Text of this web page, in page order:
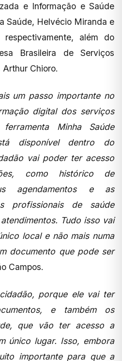
e Informação e Saúde
Saúde, Helvécio Miranda e
além do
Brasileira de Serviços
Chioro.
um passo importante no
digital dos serviços
Minha Saúde
disponível dentro do
vai poder ter acesso
como histórico de
agendamentos e as
profissionais de saúde
Tudo isso vai
local e não mais numa
documento que pode ser
Campos.
porque ele vai ter
e também os
que vão ter acesso a
único lugar. Isso, embora
importante para que a